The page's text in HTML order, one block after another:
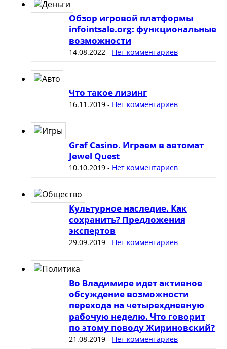
Обзор игровой платформы
infointsale.org: функциональные
возможности
14.08.2022- Нет комментариев
Что такое лизинг
16.11.2019- Нет комментариев
Graf Casino. Играем в автомат
Jewel Quest
10.10.2019- Нет комментариев
Культурное наследие. Как
сохранить? Предложения
экспертов
29.09.2019- Нет комментариев
Во Владимире идет активное
обсуждение возможности
перехода на четырехдневную
рабочую неделю. Что говорит
по этому поводу Жириновский?
21.08.2019- Нет комментариев